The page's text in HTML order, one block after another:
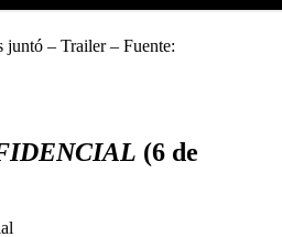
juntó – Trailer – Fuente:
(6 de